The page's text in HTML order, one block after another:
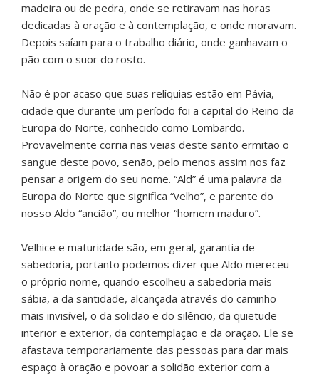
madeira ou de pedra, onde se retiravam nas horas
dedicadas à oração e à contemplação, e onde moravam.
Depois saíam para o trabalho diário, onde ganhavam o
pão com o suor do rosto.
Não é por acaso que suas relíquias estão em Pávia,
cidade que durante um período foi a capital do Reino da
Europa do Norte, conhecido como Lombardo.
Provavelmente corria nas veias deste santo ermitão o
sangue deste povo, senão, pelo menos assim nos faz
pensar a origem do seu nome. “Ald” é uma palavra da
Europa do Norte que significa “velho”, e parente do
nosso Aldo “ancião”, ou melhor “homem maduro”.
Velhice e maturidade são, em geral, garantia de
sabedoria, portanto podemos dizer que Aldo mereceu
o próprio nome, quando escolheu a sabedoria mais
sábia, a da santidade, alcançada através do caminho
mais invisível, o da solidão e do silêncio, da quietude
interior e exterior, da contemplação e da oração. Ele se
afastava temporariamente das pessoas para dar mais
espaço à oração e povoar a solidão exterior com a